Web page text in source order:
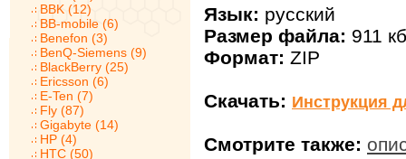
BBK (12)
BB-mobile (6)
Benefon (3)
BenQ-Siemens (9)
BlackBerry (25)
Ericsson (6)
E-Ten (7)
Fly (87)
Gigabyte (14)
HP (4)
HTC (50)
Язык: русский
Размер файла: 911 кб
Формат: ZIP
Скачать: Инструкция
Смотрите также: